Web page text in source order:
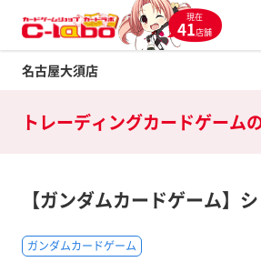
現在
41店舗
名古屋大須店
Twitter
トレーディングカードゲーム
【ガンダムカードゲーム】
ガンダムカードゲーム